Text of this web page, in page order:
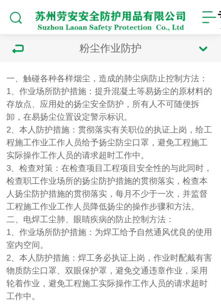
粉尘作业防护
一、触碰各种各样烟尘，造成的肺尘病防止控制方法：
1、作业场所防护措施：提升混凝土等易扬尘的原材料的
存放点、应用处的扬尘安全防护，所有人不可随便拆
卸，在易扬尘位置设定警示标识。
2、本人防护措施：贯彻落实有关职位的执证上岗，给工
程施工作业工作人员给予扬尘防尘口罩，避免工程施工
实际操作工作人员的请求超时工作中。
3、检查对策：在检查项目工程项目安全性的与此同时，
检查职工作业场所的扬尘防护措施的贯彻落实，检查本
人扬尘防护措施的贯彻落实，每月不少于一次，并监督
工程施工作业工作人员降低扬尘的操作步骤和方法。
二、电焊工尘肺、眼睛疾病的防止控制方法：
1、作业场所防护措施：为焊工给予自然通风优良的使用
室内空间。
2、本人防护措施：焊工务必执证上岗，作业时配戴有害
物质防尘口罩、双眼保护罩，避免交通违章作业，采用
轮着作业，避免工程施工实际操作工作人员的请求超时
工作中。